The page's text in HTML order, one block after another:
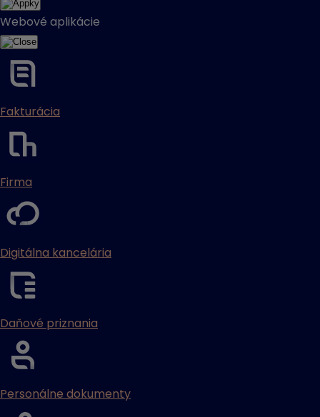
Webové aplikácie
Fakturácia
Firma
Digitálna kancelária
Daňové priznania
Personálne dokumenty